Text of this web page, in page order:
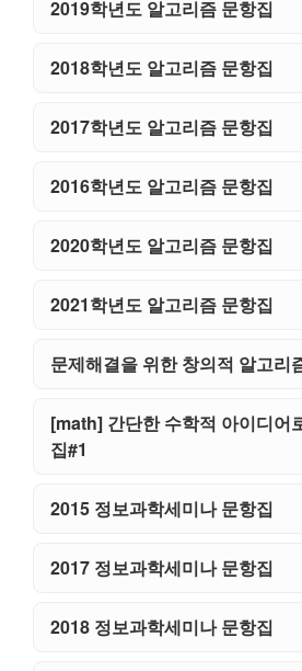
2019학년도 알고리즘 문항집
2018학년도 알고리즘 문항집
2017학년도 알고리즘 문항집
2016학년도 알고리즘 문항집
2020학년도 알고리즘 문항집
2021학년도 알고리즘 문항집
문제해결을 위한 창의적 알고리
[math] 간단한 수학적 아이디어
집#1
2015 정보과학세미나 문항집
2017 정보과학세미나 문항집
2018 정보과학세미나 문항집